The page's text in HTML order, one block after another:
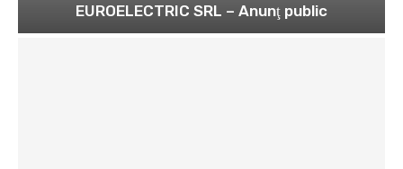
EUROELECTRIC SRL – Anunţ public